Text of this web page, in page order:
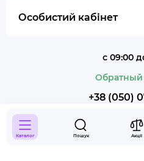
Каталог Пошук Акції
Особистий кабінет
с 09:00
Обратный
+38 (050)